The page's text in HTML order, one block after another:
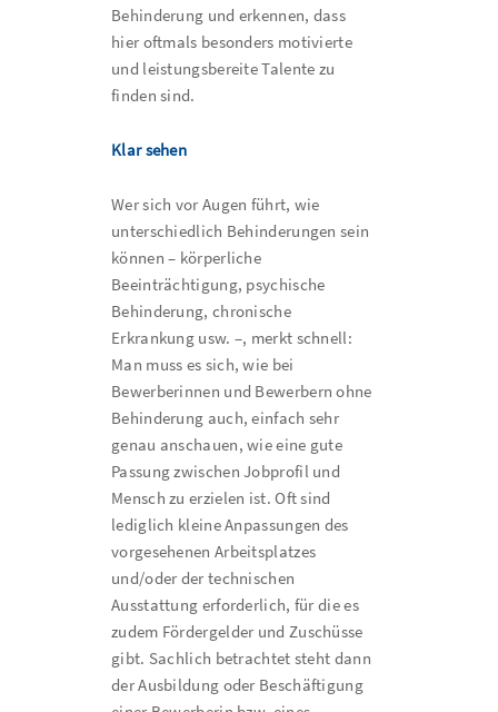
Behinderung und erkennen, dass
hier oftmals besonders motivierte
und leistungsbereite Talente zu
finden sind.
Klar sehen
Wer sich vor Augen führt, wie
unterschiedlich Behinderungen sein
können – körperliche
Beeinträchtigung, psychische
Behinderung, chronische
Erkrankung usw. –, merkt schnell:
Man muss es sich, wie bei
Bewerberinnen und Bewerbern ohne
Behinderung auch, einfach sehr
genau anschauen, wie eine gute
Passung zwischen Jobprofil und
Mensch zu erzielen ist. Oft sind
lediglich kleine Anpassungen des
vorgesehenen Arbeitsplatzes
und/oder der technischen
Ausstattung erforderlich, für die es
zudem Fördergelder und Zuschüsse
gibt. Sachlich betrachtet steht dann
der Ausbildung oder Beschäftigung